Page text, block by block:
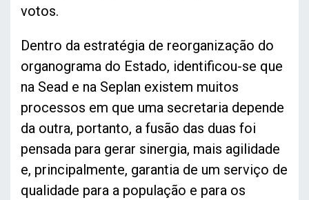
votos.
Dentro da estratégia de reorganização do
organograma do Estado, identificou-se que
na Sead e na Seplan existem muitos
processos em que uma secretaria depende
da outra, portanto, a fusão das duas foi
pensada para gerar sinergia, mais agilidade
e, principalmente, garantia de um serviço de
qualidade para a população e para os